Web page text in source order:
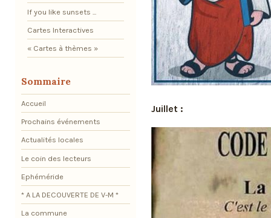
Juillet :
If you like sunsets ...
Cartes Interactives
« Cartes à thèmes »
Sommaire
Accueil
Prochains événements
Actualités locales
Le coin des lecteurs
Ephéméride
* A LA DECOUVERTE DE V-M *
La commune